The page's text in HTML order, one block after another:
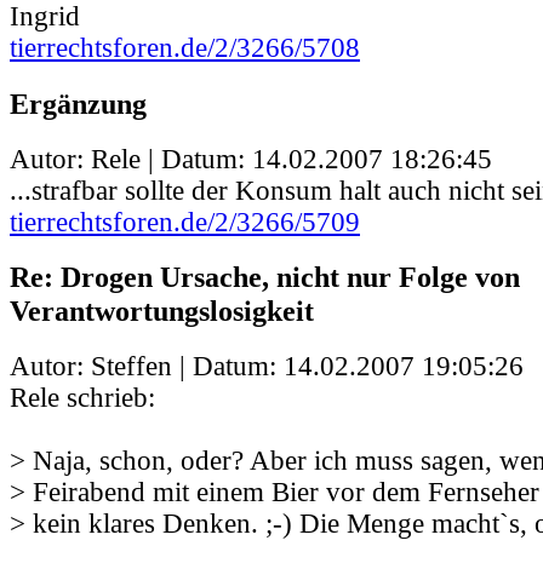
Ingrid
tierrechtsforen.de/2/3266/5708
Ergänzung
Autor: Rele | Datum: 14.02.2007 18:26:45
...strafbar sollte der Konsum halt auch nicht
tierrechtsforen.de/2/3266/5709
Re: Drogen Ursache, nicht nur Folge von
Verantwortungslosigkeit
Autor: Steffen | Datum: 14.02.2007 19:05:26
Rele schrieb:
> Naja, schon, oder? Aber ich muss sagen,
> Feirabend mit einem Bier vor dem
> kein klares Denken. ;-) Die Menge macht`s,